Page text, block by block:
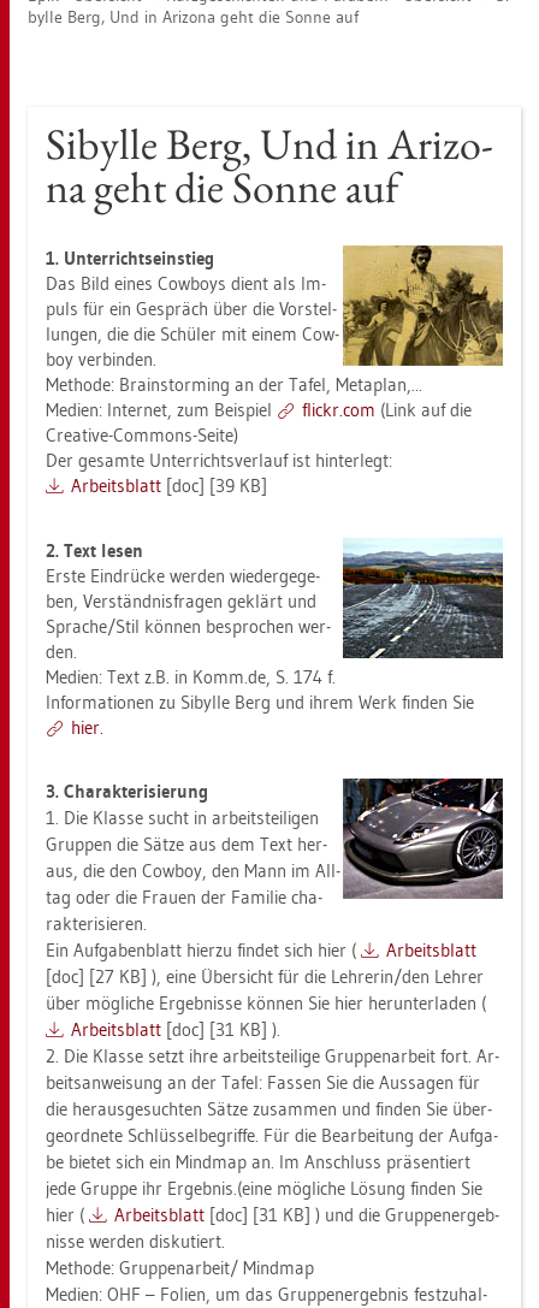
byl­le Berg, Und in Ari­zo­na geht die Sonne auf
Si­byl­le Berg, Und in Ari­zo­
na geht die Sonne auf
1. Un­ter­richts­ein­stieg
Das Bild eines Cow­boys dient als Im­
puls für ein Ge­spräch über die Vor­stel­
lun­gen, die die Schü­ler mit einem Cow­
boy ver­bin­den.
Me­tho­de: Brain­stor­ming an der Tafel, Me­ta­plan,...
Me­di­en: In­ter­net, zum Bei­spiel
flickr.com (Link auf die
Crea­ti­ve-Com­mons-Seite)
Der ge­sam­te Un­ter­richts­ver­lauf ist hin­ter­legt:
Ar­beits­blatt [doc] [39 KB]
2. Text lesen
Erste Ein­drü­cke wer­den wie­der­ge­ge­
ben, Ver­ständ­nis­fra­gen ge­klärt und
Spra­che/Stil kön­nen be­spro­chen wer­
den.
Me­di­en: Text z.B. in Komm.​de, S. 174 f.
In­for­ma­tio­nen zu Si­byl­le Berg und ihrem Werk fin­den Sie
hier.
3. Cha­rak­te­ri­sie­rung
1. Die Klas­se sucht in ar­beits­tei­li­gen
Grup­pen die Sätze aus dem Text her­
aus, die den Cow­boy, den Mann im All­
tag oder die Frau­en der Fa­mi­lie cha­
rak­te­ri­sie­ren.
Ein Auf­ga­ben­blatt hier­zu fin­det sich hier (
Ar­beits­blatt
[doc] [27 KB] ), eine Über­sicht für die Leh­re­rin/den Leh­rer
über mög­li­che Er­geb­nis­se kön­nen Sie hier her­un­ter­la­den (
Ar­beits­blatt [doc] [31 KB] ).
2. Die Klas­se setzt ihre ar­beits­tei­li­ge Grup­pen­ar­beit fort. Ar­
beits­an­wei­sung an der Tafel: Fas­sen Sie die Aus­sa­gen für
die her­aus­ge­such­ten Sätze zu­sam­men und fin­den Sie über­
ge­ord­ne­te Schlüs­sel­be­grif­fe. Für die Be­ar­bei­tung der Auf­ga­
be bie­tet sich ein Mind­map an. Im An­schluss prä­sen­tiert
jede Grup­pe ihr Er­geb­nis.(eine mög­li­che Lö­sung fin­den Sie
hier (
Ar­beits­blatt [doc] [31 KB] ) und die Grup­pen­er­geb­
nis­se wer­den dis­ku­tiert.
Me­tho­de: Grup­pen­ar­beit/ Mind­map
Me­di­en: OHF – Fo­li­en, um das Grup­pen­er­geb­nis fest­zu­hal­